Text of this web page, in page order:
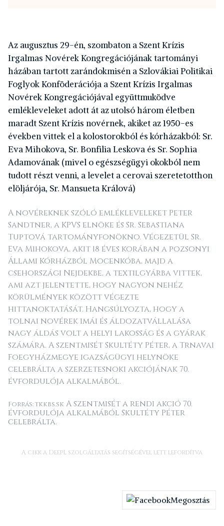
Az augusztus 29-én, szombaton a Szent Krízis
Irgalmas Novérek Kongregációjának tartományi
házában tartott zarándokmisén a Szlovákiai Politikai
Foglyok Konföderációja a Szent Krízis Irgalmas
Novérek Kongregációjával együttmuködve
emlékleveleket adott át az utolsó három életben
maradt Szent Krízis novérnek, akiket az 1950-es
években vittek el a kolostorokból és kórházakból: Sr.
Eva Mihokova, Sr. Bonfilia Leskova és Sr. Sophia
Adamovának (mivel o egészségügyi okokból nem
tudott részt venni, a levelet a cerovai szeretetotthon
elöljárója, Sr. Mansueta Králová)
A novéreknek szóló emlékleveleket Peter
Sandtner, a KPVS elnöke és Sr. Sebastiana
Tuptová tartományfonökno. Végezetül Sr.
Eva Mihokova, akit 18 éves korában a pozsonyi
Állami Kórházból Mocenkóba, majd a
csehországi Nejdekbe, a textilgyárba vittek,
ami azt jelentette, hogy nagyon nehéz
körülmények között végezte
hittanoktatását. Hangsúlyozta, hogy a
tolnai novérek imái és áldozatvállalása
nagy áldás volt a helyi lakosság és a gyárak
számára. A szentmisét Skultéty Péter, a Trnavai
Foegyházmegye igazságügyi helynöke
celebrálta a szerzetesnoki akciójának 70.
évfordulója alkalmából.
Forrás: tkkbs.sk A szentmisét a rendi akció 70.
évfordulója alkalmából Skultéty Péter
celebrálta.
A cikk a DeepL szolgáltatás segítségével lett lefordítva
Megosztás